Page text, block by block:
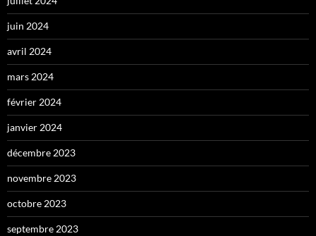
juin 2024
avril 2024
mars 2024
février 2024
janvier 2024
décembre 2023
novembre 2023
octobre 2023
septembre 2023